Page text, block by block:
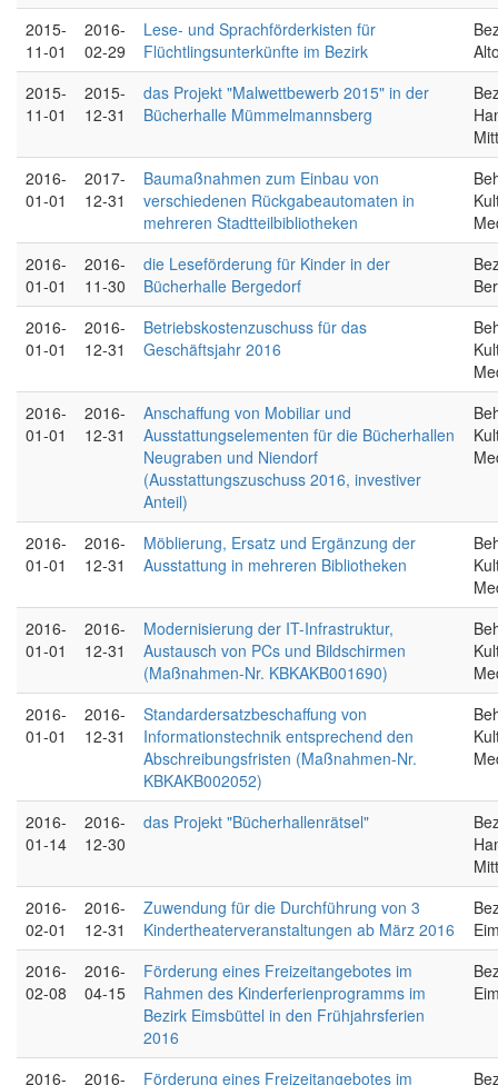
2015-
11-01
2016-
02-29
Lese- und Sprachförderkisten für
Flüchtlingsunterkünfte im Bezirk
2015-
11-01
2015-
12-31
das Projekt "Malwettbewerb 2015" in der
Bücherhalle Mümmelmannsberg
2016-
01-01
2017-
12-31
Baumaßnahmen zum Einbau von
verschiedenen Rückgabeautomaten in
mehreren Stadtteilbibliotheken
2016-
01-01
2016-
11-30
die Leseförderung für Kinder in der
Bücherhalle Bergedorf
2016-
01-01
2016-
12-31
Betriebskostenzuschuss für das
Geschäftsjahr 2016
2016-
01-01
2016-
12-31
Anschaffung von Mobiliar und
Ausstattungselementen für die Bücherhallen
Neugraben und Niendorf
(Ausstattungszuschuss 2016, investiver
Anteil)
2016-
01-01
2016-
12-31
Möblierung, Ersatz und Ergänzung der
Ausstattung in mehreren Bibliotheken
2016-
01-01
2016-
12-31
Modernisierung der IT-Infrastruktur,
Austausch von PCs und Bildschirmen
(Maßnahmen-Nr. KBKAKB001690)
2016-
01-01
2016-
12-31
Standardersatzbeschaffung von
Informationstechnik entsprechend den
Abschreibungsfristen (Maßnahmen-Nr.
KBKAKB002052)
2016-
01-14
2016-
12-30
das Projekt "Bücherhallenrätsel"
2016-
02-01
2016-
12-31
Zuwendung für die Durchführung von 3
Kindertheaterveranstaltungen ab März 2016
2016-
02-08
2016-
04-15
Förderung eines Freizeitangebotes im
Rahmen des Kinderferienprogramms im
Bezirk Eimsbüttel in den Frühjahrsferien
2016
2016- 2016- Förderung eines Freizeitangebotes im